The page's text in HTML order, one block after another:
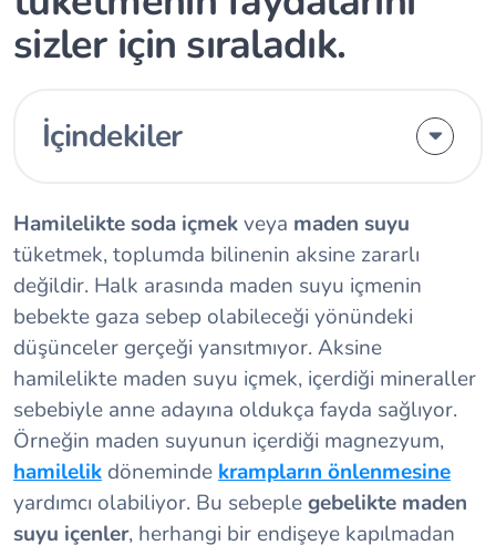
sizler için sıraladık.
İçindekiler
Hamilelikte soda içmekveya maden suyu
tüketmek, toplumda bilinenin aksine zararlı
değildir. Halk arasında maden suyu içmenin
bebekte gaza sebep olabileceği yönündeki
düşünceler gerçeği yansıtmıyor. Aksine
hamilelikte maden suyu içmek, içerdiği mineraller
sebebiyle anne adayına oldukça fayda sağlıyor.
Örneğin maden suyunun içerdiği magnezyum,
hamilelik döneminde krampların önlenmesine
yardımcı olabiliyor. Bu sebeplegebelikte maden
suyu içenler, herhangi bir endişeye kapılmadan